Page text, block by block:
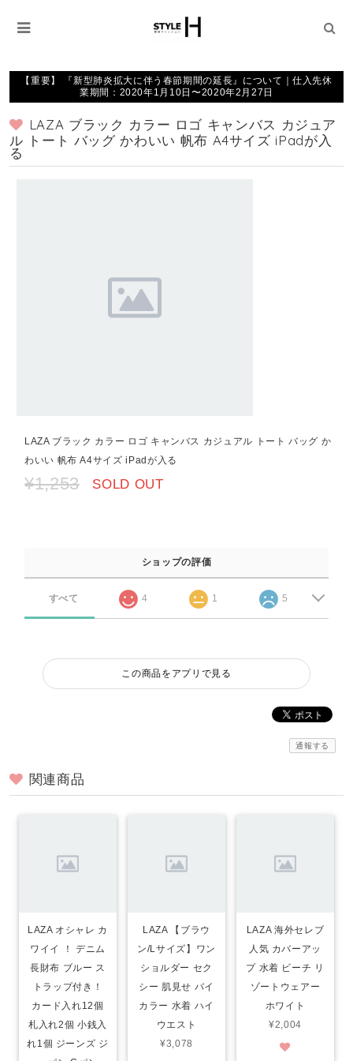
【重要】 『新型肺炎拡大に伴う春節期間の延長』について｜仕入先休
業期間：2020年1月10日〜2020年2月27日
LAZA ブラック カラー ロゴ キャンバス カジュア
ル トート バッグ かわいい 帆布 A4サイズ iPadが入
る
LAZA ブラック カラー ロゴ キャンバス カジュアル トート バッグ か
わいい 帆布 A4サイズ iPadが入る
¥1,253 SOLD OUT
ショップの評価
すべて 4 1 5
この商品をアプリで見る
通報する
関連商品
LAZA オシャレ カ
ワイイ ！ デニム
長財布 ブルー ス
トラップ付き！
カード入れ12個
札入れ2個 小銭入
れ1個 ジーンズ ジ
LAZA 【ブラウ
ン/Lサイズ】ワン
ショルダー セク
シー 肌見せ バイ
カラー 水着 ハイ
ウエスト
¥3,078
LAZA 海外セレブ
人気 カバーアッ
プ 水着 ビーチ リ
ゾートウェアー
ホワイト
¥2,004